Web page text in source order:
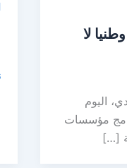
لا
اليوم
دمج مؤسسات
[…]